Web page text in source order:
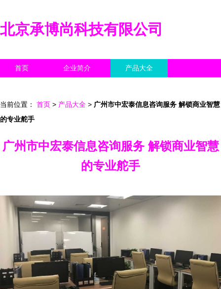
北京承博尚科技有限公司
首页 企业简介 产品大全
当前位置： 首页 > 产品大全 > 广州市中宏泰信息咨询服务 解锁商业智慧
的专业舵手
广州市中宏泰信息咨询服务 解锁商业智慧
的专业舵手